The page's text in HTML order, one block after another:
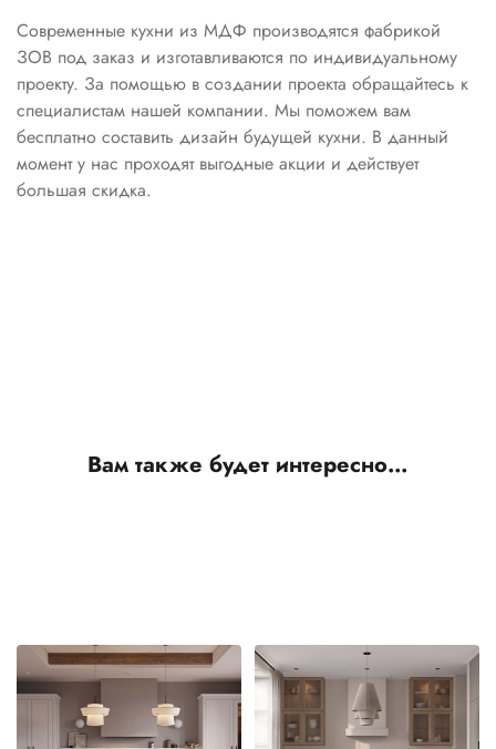
Современные кухни из МДФ производятся фабрикой
ЗОВ под заказ и изготавливаются по индивидуальному
проекту. За помощью в создании проекта обращайтесь к
специалистам нашей компании. Мы поможем вам
бесплатно составить дизайн будущей кухни. В данный
момент у нас проходят выгодные акции и действует
большая скидка.
Вам также будет интересно…